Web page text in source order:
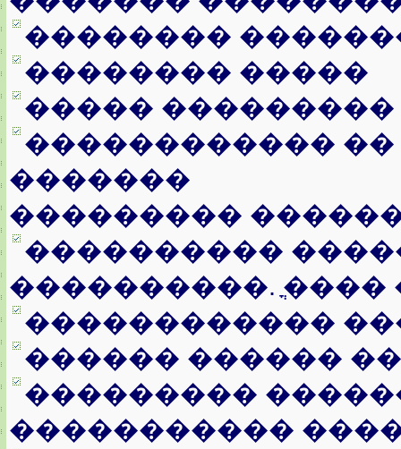
��������
�������� �����
�����
������������
�������
���������
����������
�����������.
������������
������ ������
���������
�����������